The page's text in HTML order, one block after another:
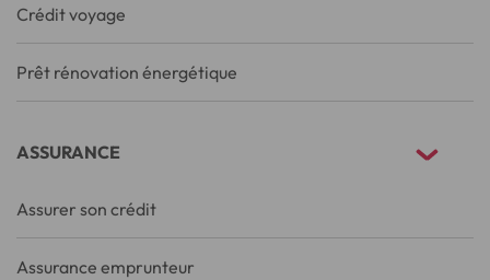
Crédit voyage
Prêt rénovation énergétique
ASSURANCE
Assurer son crédit
Assurance emprunteur